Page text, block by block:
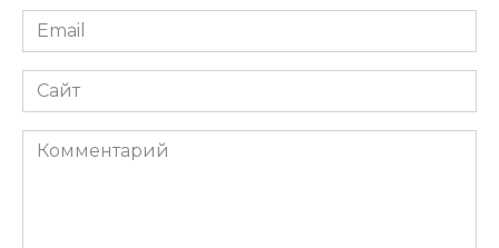
Email
Сайт
Комментарий